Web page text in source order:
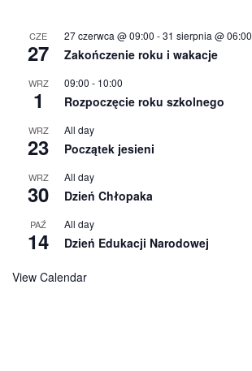
CZE
27
27 czerwca @ 09:00 -31 sierpnia @ 06:00
Zakończenie roku i wakacje
WRZ
1
09:00 - 10:00
Rozpoczęcie roku szkolnego
WRZ
23
All day
Początek jesieni
WRZ
30
All day
Dzień Chłopaka
PAŹ
14
All day
Dzień Edukacji Narodowej
View Calendar